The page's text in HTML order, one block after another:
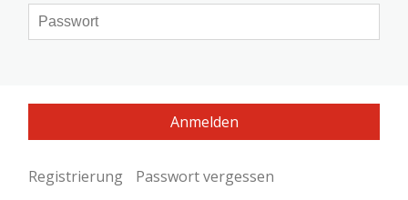
Registrierung Passwort vergessen